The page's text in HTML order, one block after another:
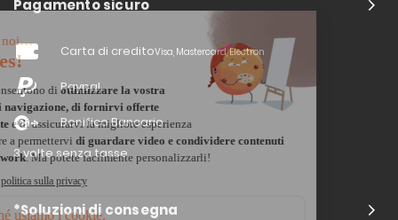
Pagamento sicuro
Carta di creditoVisa, Mastercard, Electron
Paypal
Bonifico Bancario
3 volte senza tasse
*Soluzioni di consegna